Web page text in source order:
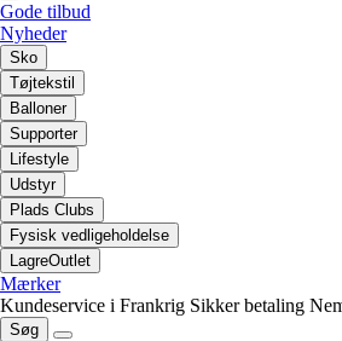
Gode tilbud
Nyheder
Sko
Tøjtekstil
Balloner
Supporter
Lifestyle
Udstyr
Plads Clubs
Fysisk vedligeholdelse
LagreOutlet
Mærker
Kundeservice i Frankrig Sikker betaling
Søg